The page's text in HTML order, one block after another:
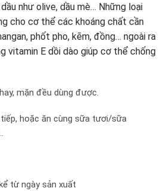
như olive, dầu mè… Những loại
cho cơ thể các khoáng chất cần
phốt pho, kẽm, đồng… ngoài ra
vitamin E dồi dào giúp cơ thể chống
mặn đều dùng được.
hoặc ăn cùng sữa tươi/sữa
từ ngày sản xuất